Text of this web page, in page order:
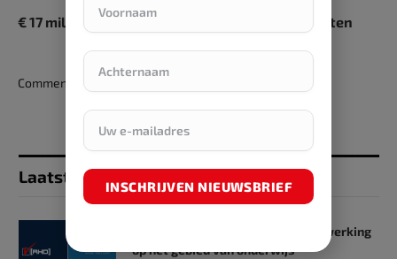
€ 17 miljoen voor vier projecten in de plasticsketen
Comments are closed.
Laatst toegevoegd
SKZ en RHD GmbH starten samenwerking
op het gebied van onderwijs
INSCHRIJVEN NIEUWSBRIEF